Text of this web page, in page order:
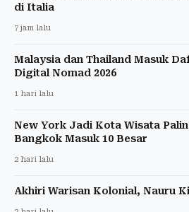
di Italia
7 jam lalu
Malaysia dan Thailand Masuk
Digital Nomad 2026
1 hari lalu
New York Jadi Kota Wisata
Bangkok Masuk 10 Besar
2 hari lalu
Akhiri Warisan Kolonial, Nauru